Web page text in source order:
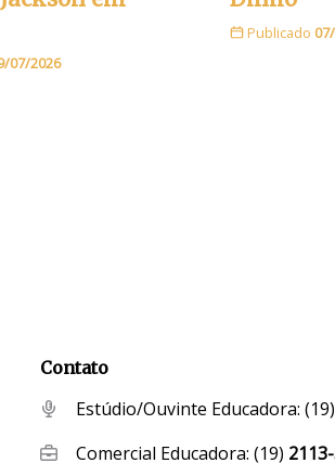
07/2026
Publicado
Contato
Estúdio/Ouvinte Educadora: (19)
Comercial Educadora: (19)